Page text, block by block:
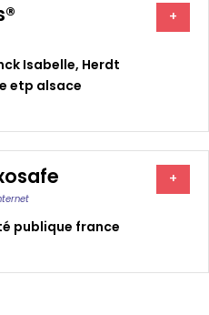
Isabelle, Herdt
etp alsace
+
publique france
+